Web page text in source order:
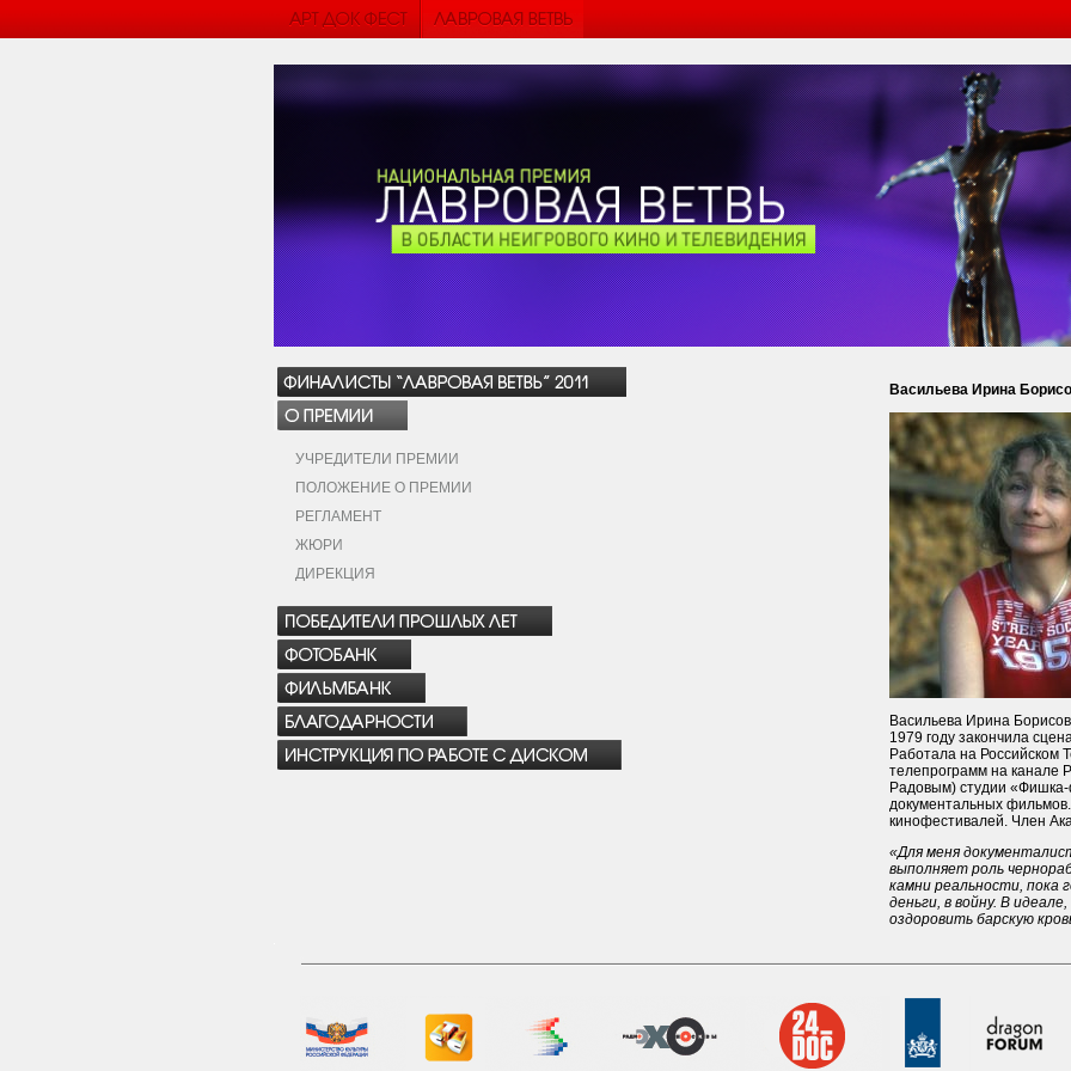
УЧРЕДИТЕЛИ ПРЕМИИ
ПОЛОЖЕНИЕ О ПРЕМИИ
РЕГЛАМЕНТ
ЖЮРИ
ДИРЕКЦИЯ
Васильева Ирина
Васильева Ирина
1979 году закончила
Работала на Российском
телепрограмм на канале
Радовым) студии
документальных
кинофестивалей. Член
«Для меня
выполняет роль
камни реальности, пока
деньги, в войну. В
оздоровить барскую